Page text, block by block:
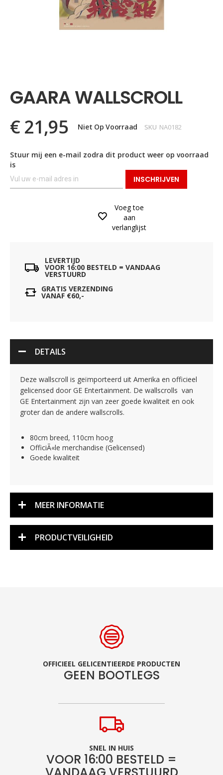
begin
van
afbeeldingen-
gallerij
GAARA WALLSCROLL
€ 21,95 Niet Op Voorraad SKU NA0182
Stuur mij een e-mail zodra dit product weer op voorraad
is
INSCHRIJVEN
Voeg toe
aan
verlanglijst
LEVERTIJD
VOOR 16:00 BESTELD = VANDAAG
VERSTUURD
GRATIS VERZENDING
VANAF €60,-
DETAILS
Deze wallscroll is geïmporteerd uit Amerika en officieel
gelicensed door GE Entertainment. De wallscrolls van
GE Entertainment zijn van zeer goede kwaliteit en ook
groter dan de andere wallscrolls.
80cm breed, 110cm hoog
OfficiÃ«le merchandise (Gelicensed)
Goede kwaliteit
MEER INFORMATIE
PRODUCTVEILIGHEID
OFFICIEEL GELICENTIEERDE PRODUCTEN
GEEN BOOTLEGS
SNEL IN HUIS
VOOR 16:00 BESTELD =